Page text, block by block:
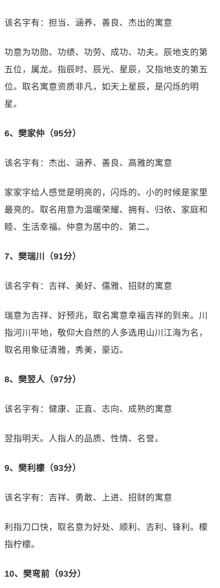
该名字有：担当、涵养、善良、杰出的寓意
功意为功勋、功绩、功劳、成功、功夫。辰地支的第
五位，属龙。指辰时、辰光、星辰，又指地支的第五
位。取名寓意资质非凡，如天上星辰，是闪烁的明
星。
6、樊家仲（95分）
该名字有：杰出、涵养、善良、高雅的寓意
家家字给人感觉是明亮的，闪烁的。小的时候是家里
最亮的。取名用意为温暖荣耀、拥有、归依、家庭和
睦、生活幸福。仲意为居中的、第二。
7、樊瑞川（91分）
该名字有：吉祥、美好、儒雅、招财的寓意
瑞意为吉祥、好预兆，取名寓意幸福吉祥的到来。川
指河川平地，敬仰大自然的人多选用山川江海为名，
取名用象征清雅，秀美，豪迈。
8、樊翌人（97分）
该名字有：健康、正直、志向、成熟的寓意
翌指明天。人指人的品质、性情、名誉。
9、樊利檬（93分）
该名字有：吉祥、勇敢、上进、招财的寓意
利指刀口快，取名意为好处、顺利、吉利、锋利。檬
指柠檬。
10、樊弯前（93分）